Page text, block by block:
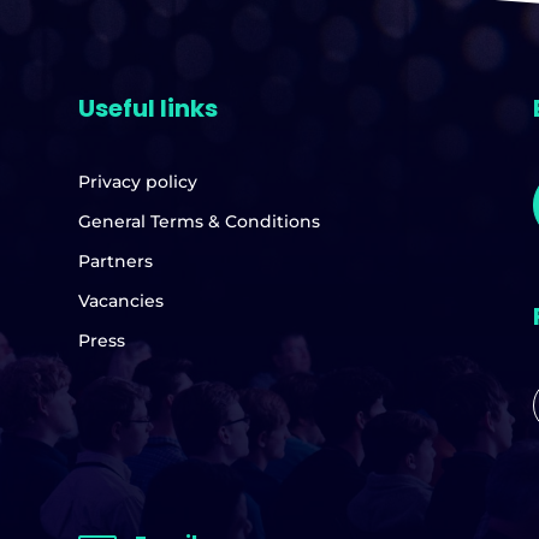
Useful links
Privacy policy
General Terms & Conditions
Partners
Vacancies
Press